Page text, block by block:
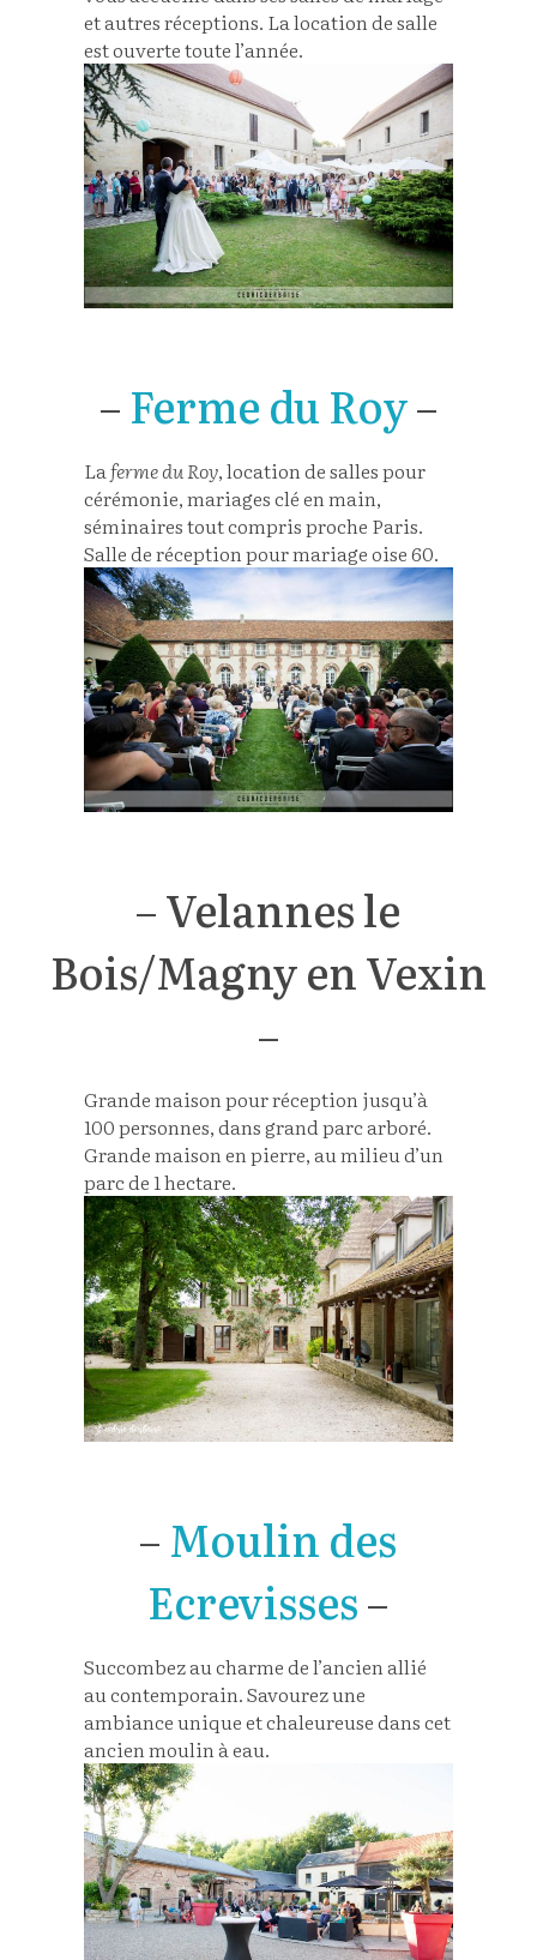
et autres réceptions. La location de salle
est ouverte toute l’année.
–Ferme du Roy–
Laferme du Roy, location de salles pour
cérémonie, mariages clé en main,
séminaires tout compris proche Paris.
Salle de réception pour mariage oise 60.
– Velannes le
Bois/Magny en Vexin
–
Grande maison pour réception jusqu’à
100 personnes, dans grand parc arboré.
Grande maison en pierre, au milieu d’un
parc de 1 hectare.
–Moulin des
Ecrevisses–
Succombez au charme de l’ancien allié
au contemporain. Savourez une
ambiance unique et chaleureuse dans cet
ancien moulin à eau.